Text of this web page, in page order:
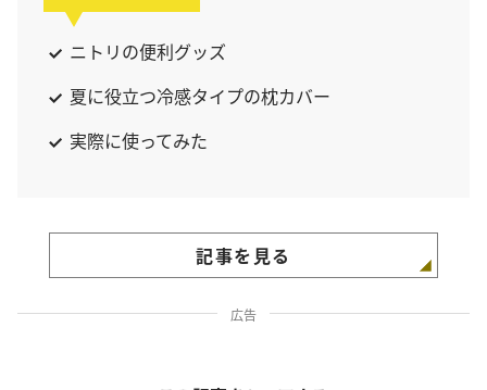
ニトリの便利グッズ
夏に役立つ冷感タイプの枕カバー
実際に使ってみた
記事を見る
広告